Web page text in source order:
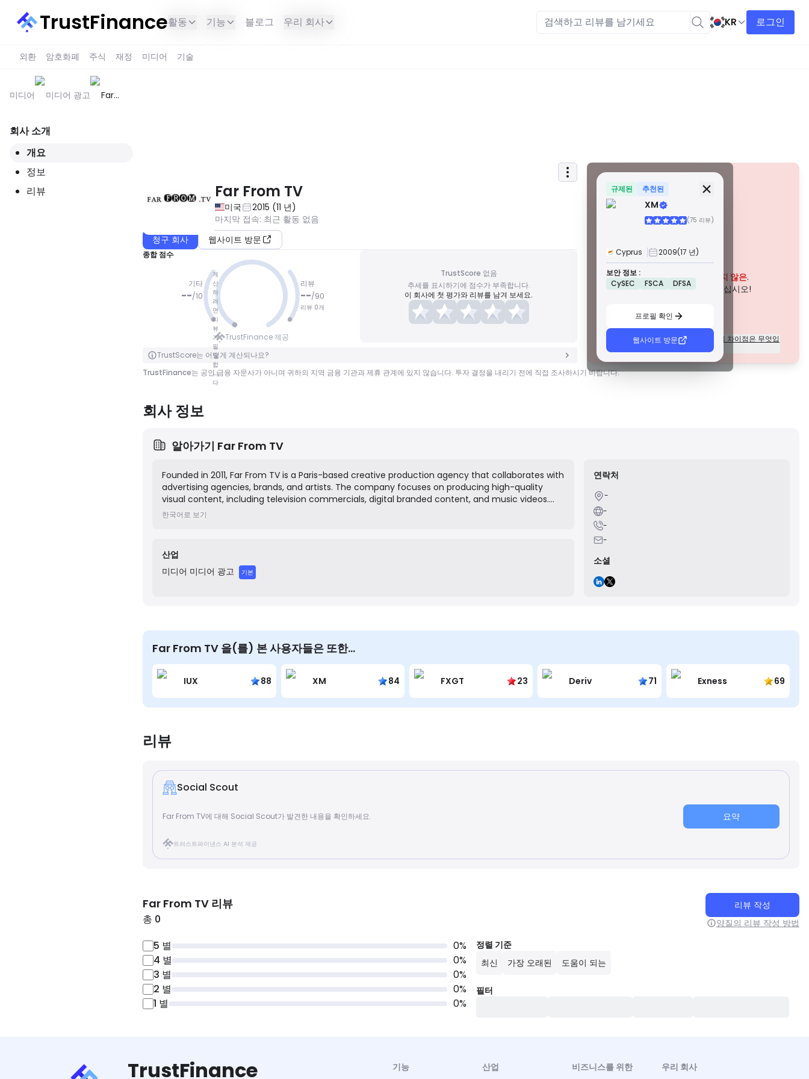
TrustFinance활동 기능 블로그 우리 회사 KR 로그인
외환 암호화폐 주식 재정 미디어 기술
미디어 미디어 광고
Far
회사 소개
개요
정보
리뷰
Far From TV
미국 2015 (11 년)
마지막 접속: 최근 활동 없음
청구 회사
웹사이트 방문
종합 점수
기타
--/10
계
산
하
려
면
리
뷰
가
필
요
합
니
다
점수 없음
클릭하여 뒤집기
리뷰
--/90
리뷰 0개
TrustFinance 제공
TrustScore 없음
추세를 표시하기에 점수가 부족합니다.
이 회사에 첫 평가와 리뷰를 남겨 보세요.
TrustScore는 어떻게 계산되나요?
규제된 추천된
XM
(75 리뷰)
Cyprus 2009(17 년)
보안 정보 :
CySEC
FSCA DFSA
프로필 확인
웹사이트 방문
보안 정보
경고
이 회사는 현재 입증되지 않은.
잠재적인 위험에 주의하십시오!
각 등급의 라이센스에 대한 규정의 차이점은 무엇입
전 세계적으로 유명한 규제 기관에서 발급한 이 라이선스는
준 준수는 보안을 더욱 강화합니다.
존경받는 지역 규제 기관에서 부여하는 이 라이선스는 자금
분리, 재무 보고 및 보상 제도와 같은 강력한 안전 조치를 제공
합니다. 티어 1만큼 엄격하지는 않지만 신뢰할 수 있는 지역
신흥 시장의 규제 기관에서 발급한 이 라이선스는 최소 자본
요건 및 AML 정책과 같은 기본적인 보호 기능을 제공합니다.
감독이 덜 엄격하므로 거래자는 주의를 기울이고 안전 조치
D급 면허
감독이 최소화된 관할권에서 발행된 이러한 라이선스는 종종
TrustFinance는 공인 금융 자문사가 아니며 귀하의 지역 금융 기관과 제휴 관계에 있지 않습니다. 투자 결정을 내리기 전에 직접 조사하시기 바랍니다.
회사 정보
알아가기 Far From TV
Founded in 2011, Far From TV is a Paris-based creative production agency that collaborates with
advertising agencies, brands, and artists. The company focuses on producing high-quality
visual content, including television commercials, digital branded content, and music videos.
Their mission is to craft compelling and innovative stories, bringing creative concepts to life
한국어로 보기
산업
미디어 미디어 광고 기본
연락처
-
-
-
-
소셜
Far From TV 을(를) 본 사용자들은 또한…
IUX 88 XM 84 FXGT 23 Deriv 71 Exness 69
리뷰
Social Scout
Far From TV에 대해 Social Scout가 발견한 내용을 확인하세요. 요약
트러스트파이낸스 AI 분석 제공
Far From TV 리뷰
총 0
리뷰 작성
양질의 리뷰 작성 방법
5 별 0%
4 별 0%
3 별 0%
2 별 0%
1 별 0%
정렬 기준
최신
가장 오래된 도움이 되는
필터
TrustFinance 기능 산업 비즈니스를 위한 우리 회사